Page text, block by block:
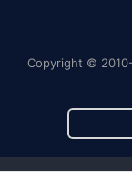
Copyright ©